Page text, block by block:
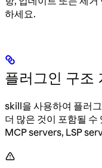
하세요.
플러그인 구조
skill을 사용하여 플러
더 많은 것이 포함될
MCP servers, LSP